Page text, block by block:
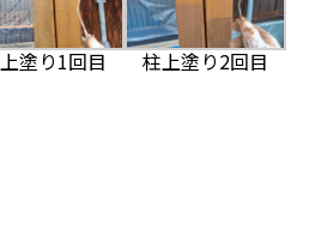
塗り1回目 柱上塗り2回目